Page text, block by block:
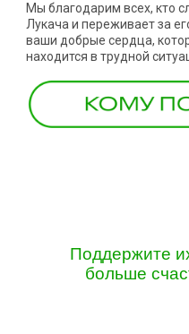
Мы благодарим всех, кто
Лукача и переживает за
ваши добрые сердца,
находится в трудной
Поддержите
больше